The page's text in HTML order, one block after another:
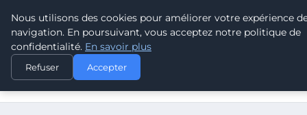
POUVOIR OUVRIER
ACCUEIL
COMMENT TROUVER UN ÉQUILIBRE ENTRE VIE
Nous utilisons des cookies pour améliorer votre expérience
navigation. En poursuivant, vous acceptez notre politique de
confidentialité. En savoir plus
Refuser Accepter